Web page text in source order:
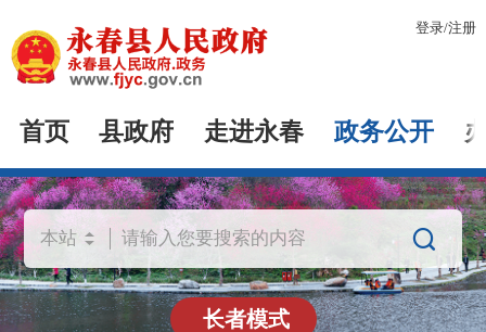
登录/注册
首页 县政府 走进永春 政务公开

长者模式